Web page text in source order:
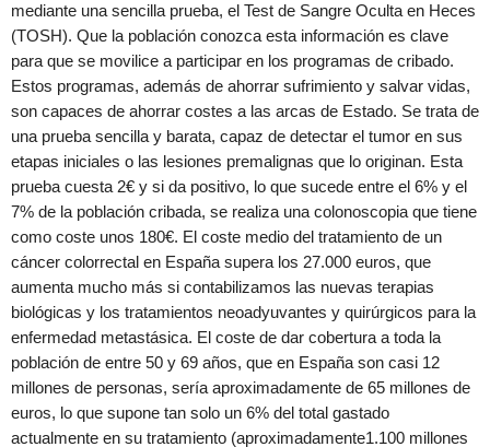
mediante una sencilla prueba, el Test de Sangre Oculta en Heces
(TOSH). Que la población conozca esta información es clave
para que se movilice a participar en los programas de cribado.
Estos programas, además de ahorrar sufrimiento y salvar vidas,
son capaces de ahorrar costes a las arcas de Estado. Se trata de
una prueba sencilla y barata, capaz de detectar el tumor en sus
etapas iniciales o las lesiones premalignas que lo originan. Esta
prueba cuesta 2€ y si da positivo, lo que sucede entre el 6% y el
7% de la población cribada, se realiza una colonoscopia que tiene
como coste unos 180€. El coste medio del tratamiento de un
cáncer colorrectal en España supera los 27.000 euros, que
aumenta mucho más si contabilizamos las nuevas terapias
biológicas y los tratamientos neoadyuvantes y quirúrgicos para la
enfermedad metastásica. El coste de dar cobertura a toda la
población de entre 50 y 69 años, que en España son casi 12
millones de personas, sería aproximadamente de 65 millones de
euros, lo que supone tan solo un 6% del total gastado
actualmente en su tratamiento (aproximadamente1.100 millones